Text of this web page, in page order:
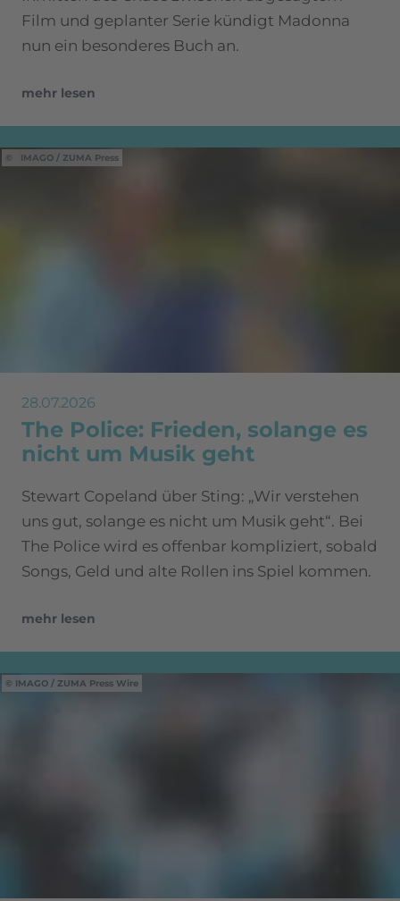
Film und geplanter Serie kündigt Madonna
nun ein besonderes Buch an.
mehr lesen
IMAGO / ZUMA Press
28.07.2026
The Police: Frieden, solange es
nicht um Musik geht
Stewart Copeland über Sting: „Wir verstehen
uns gut, solange es nicht um Musik geht“. Bei
The Police wird es offenbar kompliziert, sobald
Songs, Geld und alte Rollen ins Spiel kommen.
mehr lesen
IMAGO / ZUMA Press Wire